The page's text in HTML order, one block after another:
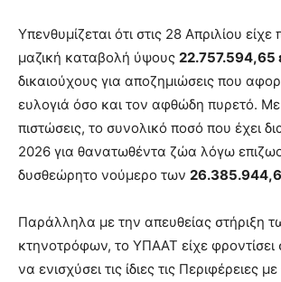
Υπενθυμίζεται ότι στις 28 Απριλίου είχε
μαζική καταβολή ύψους 22.757.594,65
δικαιούχους για αποζημιώσεις που
ευλογιά όσο και τον αφθώδη πυρετό. Με
πιστώσεις, το συνολικό ποσό που έχει
2026 για θανατωθέντα ζώα λόγω
δυσθεώρητο νούμερο των
Παράλληλα με την απευθείας στήριξη
κτηνοτρόφων, το ΥΠΑΑΤ είχε φροντίσει
να ενισχύσει τις ίδιες τις Περιφέρειες με